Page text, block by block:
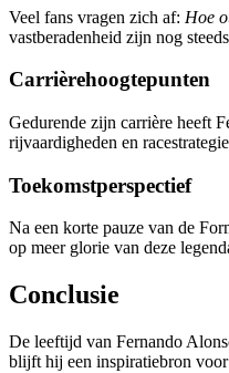
Veel fans vragen zich af: Hoe
vastberadenheid zijn nog
Carrièrehoogtepunten
Gedurende zijn carrière heeft
rijvaardigheden en
Toekomstperspectief
Na een korte pauze van de
op meer glorie van deze
Conclusie
De leeftijd van Fernando
blijft hij een inspiratiebron